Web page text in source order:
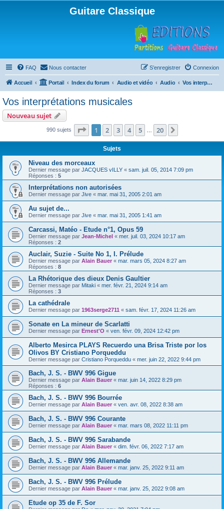
Guitare Classique
FAQ Nous contacter Connexion
S’enregistrer
Accueil Portail Index du forum Audio et vidéo Audio Vos interprétations musicales
Vos interprétations musicales
Nouveau sujet
990 sujets Page 1sur20
1 2 3 4 5 20
Sujets
Niveau des morceaux
Dernier message par JACQUES vILLY « sam. juil. 05, 2014 7:09 pm
Réponses : 5
Interprétations non autorisées
Dernier message par Jive « mar. mai 31, 2005 2:01 am
Au sujet de...
Dernier message par Jive « mar. mai 31, 2005 1:41 am
Carcassi, Matéo - Etude n°1, Opus 59
Dernier message par Jean-Michel « mer. juil. 03, 2024 10:17 am
Réponses : 2
Auclair, Suzie - Suite No 1, I. Prélude
Dernier message par Alain Bauer « mar. mars 05, 2024 8:27 am
Réponses : 8
La Rhétorique des dieux Denis Gaultier
Dernier message par Mitaki « mer. févr. 21, 2024 9:14 am
Réponses : 3
La cathédrale
Dernier message par 1963serge2711 « sam. févr. 17, 2024 11:26 am
Sonate en La mineur de Scarlatti
Dernier message par Ernest'O « ven. févr. 09, 2024 12:42 pm
Alberto Mesirca PLAYS Recuerdo una Brisa Triste por los
Olivos BY Cristiano Porqueddu
Dernier message par Cristiano Porqueddu « mer. juin 22, 2022 9:44 pm
Bach, J. S. - BWV 996 Gigue
Dernier message par Alain Bauer « mar. juin 14, 2022 8:29 pm
Réponses : 6
Bach, J. S. - BWV 996 Bourrée
Dernier message par Alain Bauer « ven. avr. 08, 2022 8:38 am
Bach, J. S. - BWV 996 Courante
Dernier message par Alain Bauer « mar. mars 08, 2022 11:11 pm
Bach, J. S. - BWV 996 Sarabande
Dernier message par Alain Bauer « dim. févr. 06, 2022 7:17 am
Bach, J. S. - BWV 996 Allemande
Dernier message par Alain Bauer « mar. janv. 25, 2022 9:11 am
Bach, J. S. - BWV 996 Prélude
Dernier message par Alain Bauer « mar. janv. 25, 2022 9:08 am
Etude op 35 de F. Sor